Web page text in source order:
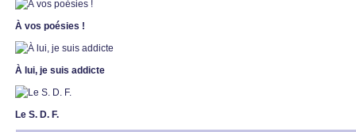
À vos poésies !
À lui, je suis addicte
Le S. D. F.